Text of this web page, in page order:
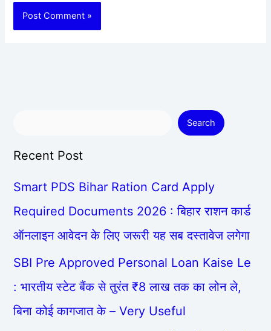
Search
Recent Post
Smart PDS Bihar Ration Card Apply
Required Documents 2026 : बिहार राशन कार्ड
ऑनलाइन आवेदन के लिए जरूरी यह सब दस्तावेज लगेगा
SBI Pre Approved Personal Loan Kaise Le
: भारतीय स्टेट बैंक से तुरंत ₹8 लाख तक का लोन ले,
बिना कोई कागजात के – Very Useful